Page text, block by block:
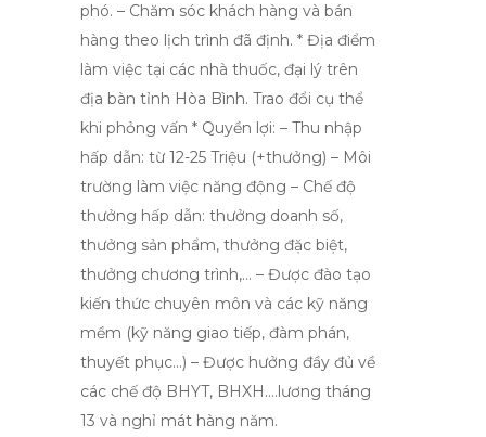
phó. – Chăm sóc khách hàng và bán
hàng theo lịch trình đã định. * Địa điểm
làm việc tại các nhà thuốc, đại lý trên
địa bàn tỉnh Hòa Bình. Trao đổi cụ thể
khi phỏng vấn * Quyền lợi: – Thu nhập
hấp dẫn: từ 12-25 Triệu (+thưởng) – Môi
trường làm việc năng động – Chế độ
thưởng hấp dẫn: thưởng doanh số,
thưởng sản phẩm, thưởng đặc biệt,
thưởng chương trình,… – Được đào tạo
kiến thức chuyên môn và các kỹ năng
mềm (kỹ năng giao tiếp, đàm phán,
thuyết phục…) – Được hưởng đầy đủ về
các chế độ BHYT, BHXH….lương tháng
13 và nghỉ mát hàng năm.